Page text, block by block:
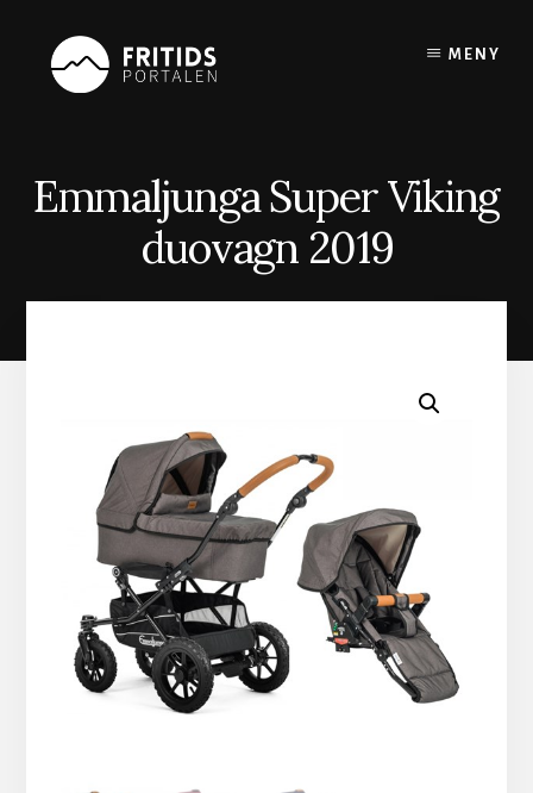
content
MENY
Emmaljunga Super Viking
duovagn 2019